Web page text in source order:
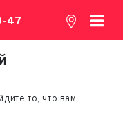
47
то, что вам